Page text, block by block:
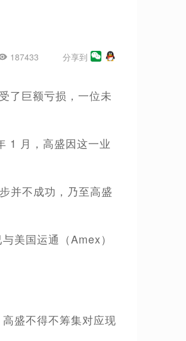
187433 分享到
了巨额亏损，一位未
1 月，高盛因这一业
并不成功，乃至高盛
美国运通（Amex）
盛不得不筹集对应现